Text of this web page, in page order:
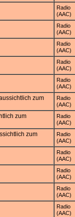
Radio
(AAC)
Radio
(AAC)
Radio
(AAC)
Radio
(AAC)
Radio
(AAC)
zum
Radio
(AAC)
zum
Radio
(AAC)
zum
Radio
(AAC)
Radio
(AAC)
Radio
(AAC)
Radio
(AAC)
Radio
(AAC)